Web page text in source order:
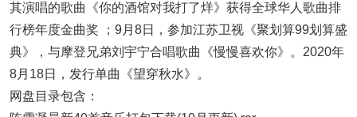
其演唱的歌曲《你的酒馆对我打了烊》获得全球华人歌曲排
行榜年度金曲奖 ；9月8日，参加江苏卫视《聚划算99划算盛
典》，与摩登兄弟刘宇宁合唱歌曲《慢慢喜欢你》。2020年
8月18日，发行单曲《望穿秋水》。
网盘目录包含：